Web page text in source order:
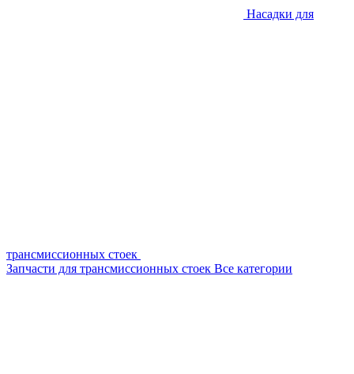
Насадки для
трансмиссионных стоек
Запчасти для трансмиссионных стоек Все категории